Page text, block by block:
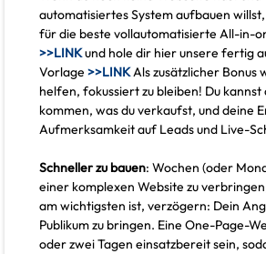
automatisiertes System aufbauen
für die beste vollautomatisierte All-in-
>>LINKund hole dir hier unsere fertig
Vorlage >>LINKAls zusätzlicher Bonus
helfen, fokussiert zu bleiben! Du kannst
kommen, was du verkaufst, und deine
Aufmerksamkeit auf Leads und Live-
Schneller zu bauen: Wochen (oder
einer komplexen Website zu
am wichtigsten ist, verzögern: Dein
Publikum zu bringen. Eine One-Page-
oder zwei Tagen einsatzbereit sein,